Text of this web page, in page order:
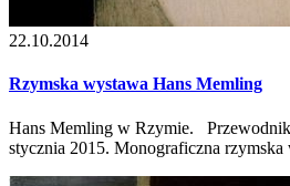
22.10.2014
Rzymska wystawa Hans Memling
Hans Memling w Rzymie. Przewodnik
stycznia 2015. Monograficzna